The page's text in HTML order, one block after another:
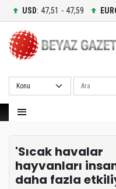
USD: 47,51 - 47,59
Ara
'Sıcak havalar
hayvanları
daha fazla